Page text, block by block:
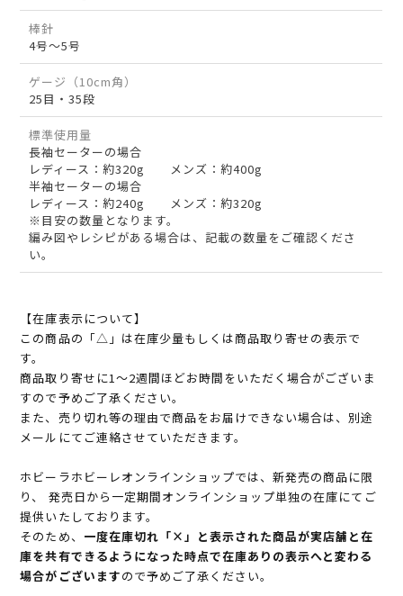
棒針
4号～5号
ゲージ（10cm角）
25目・35段
標準使用量
長袖セーターの場合
レディース：約320g メンズ：約400g
半袖セーターの場合
レディース：約240g メンズ：約320g
※目安の数量となります。
編み図やレシピがある場合は、記載の数量をご確認くださ
い。
【在庫表示について】
この商品の「△」は在庫少量もしくは商品取り寄せの表示で
す。
商品取り寄せに1～2週間ほどお時間をいただく場合がございま
すので予めご了承ください。
また、売り切れ等の理由で商品をお届けできない場合は、別途
メールにてご連絡させていただきます。
ホビーラホビーレオンラインショップでは、新発売の商品に限
り、 発売日から一定期間オンラインショップ単独の在庫にてご
提供いたしております。
そのため、 一度在庫切れ「×」と表示された商品が実店舗と在
庫を共有できるようになった時点で在庫ありの表示へと変わる
場合がございますので予めご了承ください。